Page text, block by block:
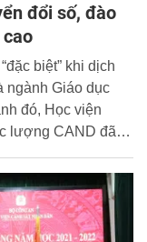
đổi số, đào
biệt” khi dịch
ngành Giáo dục
đó, Học viện
lượng CAND đã
giảm đến mức thấp